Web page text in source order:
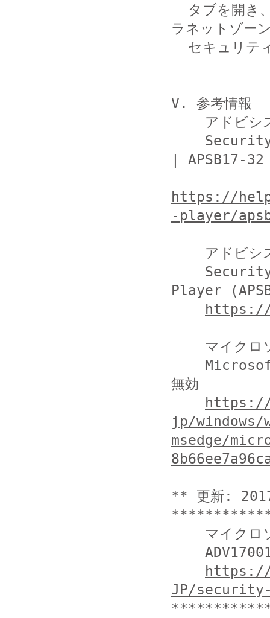
ラネットゾー
V. 参考情報
| APSB17-32
https://
-player/
Player
https://
無効
https://
jp/windows/
msedge/
** 更新: 2017
https://
JP/security-